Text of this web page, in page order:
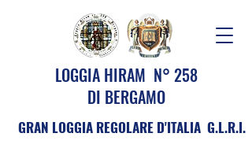
LOGGIA HIRAM N° 258
DI BERGAMO
GRAN LOGGIA REGOLARE D'ITALIA G.L.R.I.